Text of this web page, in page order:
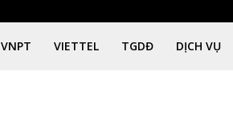
VNPT VIETTEL TGDĐ DỊCH VỤ